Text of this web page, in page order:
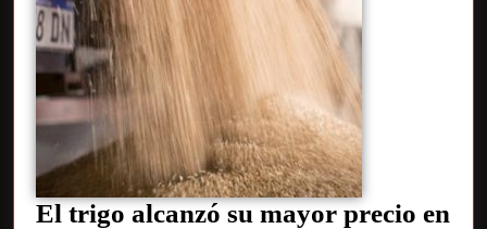
El trigo alcanzó su mayor precio en